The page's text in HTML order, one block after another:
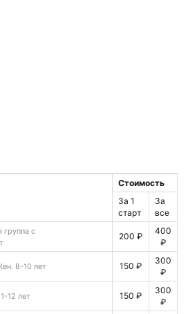
Стоимость
За 1
старт
За
все
группа с
200 ₽
400
₽
8-10 лет 150 ₽
300
₽
12 лет 150 ₽
300
₽